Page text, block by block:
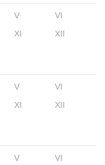
V
VI
XI XII
V
VI
XI XII
V
VI